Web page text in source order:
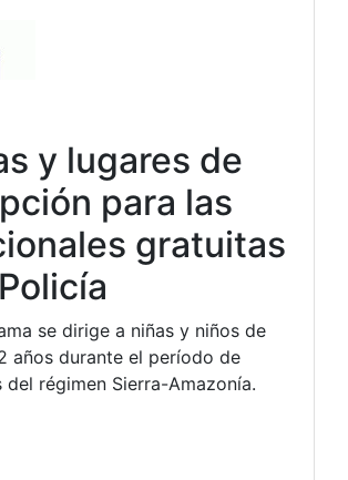
y lugares de
para las
gratuitas
se dirige a niñas y niños de
años durante el período de
del régimen Sierra-Amazonía.